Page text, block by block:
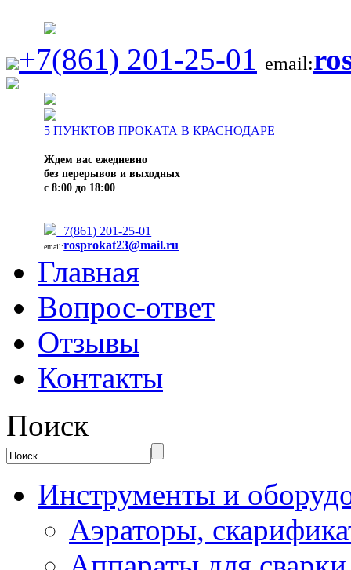
+7(861) 201-25-01 email:
5 ПУНКТОВ ПРОКАТА В КРАСНОДАРЕ
Ждем вас ежедневно
без перерывов и выходных
с 8:00 до 18:00
+7(861) 201-25-01
email:rosprokat23@mail.ru
Главная
Вопрос-ответ
Отзывы
Контакты
Поиск
Инструменты и
Аэраторы,